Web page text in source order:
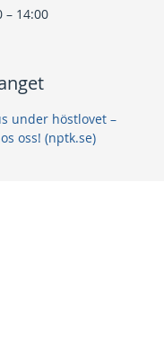
– 14:00
under höstlovet –
oss! (nptk.se)